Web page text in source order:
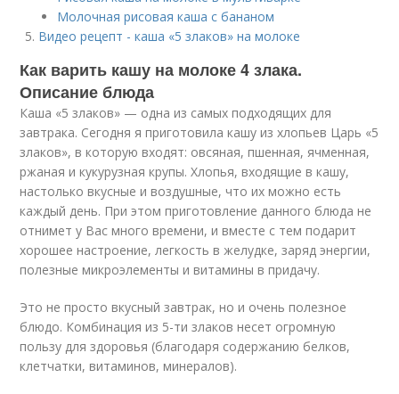
Молочная рисовая каша с бананом
Видео рецепт - каша «5 злаков» на молоке
Как варить кашу на молоке 4 злака.
Описание блюда
Каша «5 злаков» — одна из самых подходящих для
завтрака. Сегодня я приготовила кашу из хлопьев Царь «5
злаков», в которую входят: овсяная, пшенная, ячменная,
ржаная и кукурузная крупы. Хлопья, входящие в кашу,
настолько вкусные и воздушные, что их можно есть
каждый день. При этом приготовление данного блюда не
отнимет у Вас много времени, и вместе с тем подарит
хорошее настроение, легкость в желудке, заряд энергии,
полезные микроэлементы и витамины в придачу.
Это не просто вкусный завтрак, но и очень полезное
блюдо. Комбинация из 5-ти злаков несет огромную
пользу для здоровья (благодаря содержанию белков,
клетчатки, витаминов, минералов).